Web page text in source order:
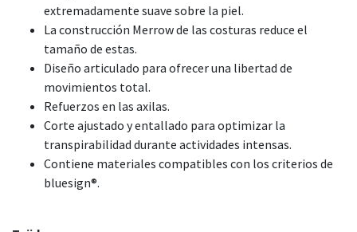
extremadamente suave sobre la piel.
La construcción Merrow de las costuras reduce el
tamaño de estas.
Diseño articulado para ofrecer una libertad de
movimientos total.
Refuerzos en las axilas.
Corte ajustado y entallado para optimizar la
transpirabilidad durante actividades intensas.
Contiene materiales compatibles con los criterios de
bluesign®.